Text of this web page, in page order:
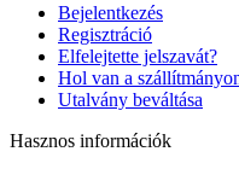
Bejelentkezés
Regisztráció
Elfelejtette jelszavát?
Hol van a
Utalvány beváltása
Hasznos információk